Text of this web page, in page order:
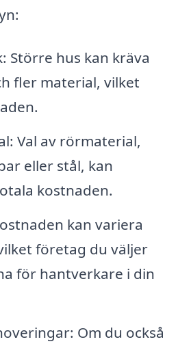
Större hus kan kräva
fler material, vilket
Val av rörmaterial,
eller stål, kan
kostnaden.
kan variera
företag du väljer
för hantverkare i din
Om du också